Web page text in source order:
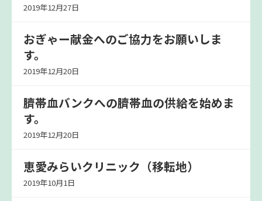
2019年12月27日
おぎゃー献金へのご協力をお願いしま
す。
2019年12月20日
臍帯血バンクへの臍帯血の供給を始めま
す。
2019年12月20日
恵愛みらいクリニック（移転地）
2019年10月1日